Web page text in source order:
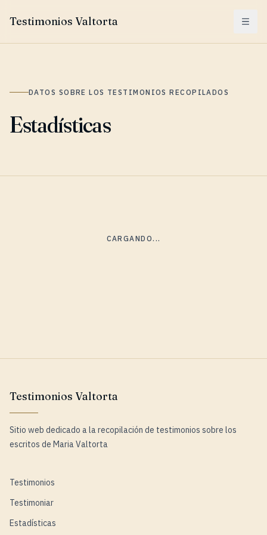
Testimonios Valtorta Menu
DATOS SOBRE LOS TESTIMONIOS RECOPILADOS
Estadísticas
CARGANDO...
Testimonios Valtorta
Sitio web dedicado a la recopilación de testimonios sobre los
escritos de Maria Valtorta
Testimonios
Testimoniar
Estadísticas